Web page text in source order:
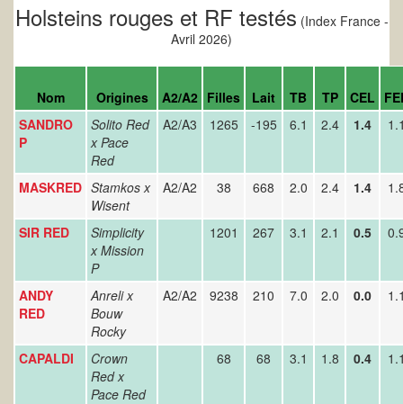
Holsteins rouges et RF testés (Index France -
Avril 2026)
Nom Origines A2/A2 Filles Lait TB TP CEL
SANDRO
P
Solito Red
x Pace
Red
A2/A3 1265 -195 6.1 2.4 1.4
MASKRED Stamkos x
Wisent
A2/A2 38 668 2.0 2.4 1.4
SIR RED
Simplicity
x Mission
P
1201 267 3.1 2.1 0.5
ANDY
RED
Anreli x
Bouw
Rocky
A2/A2 9238 210 7.0 2.0 0.0
CAPALDI
Crown
Red x
Pace Red
68 68 3.1 1.8 0.4